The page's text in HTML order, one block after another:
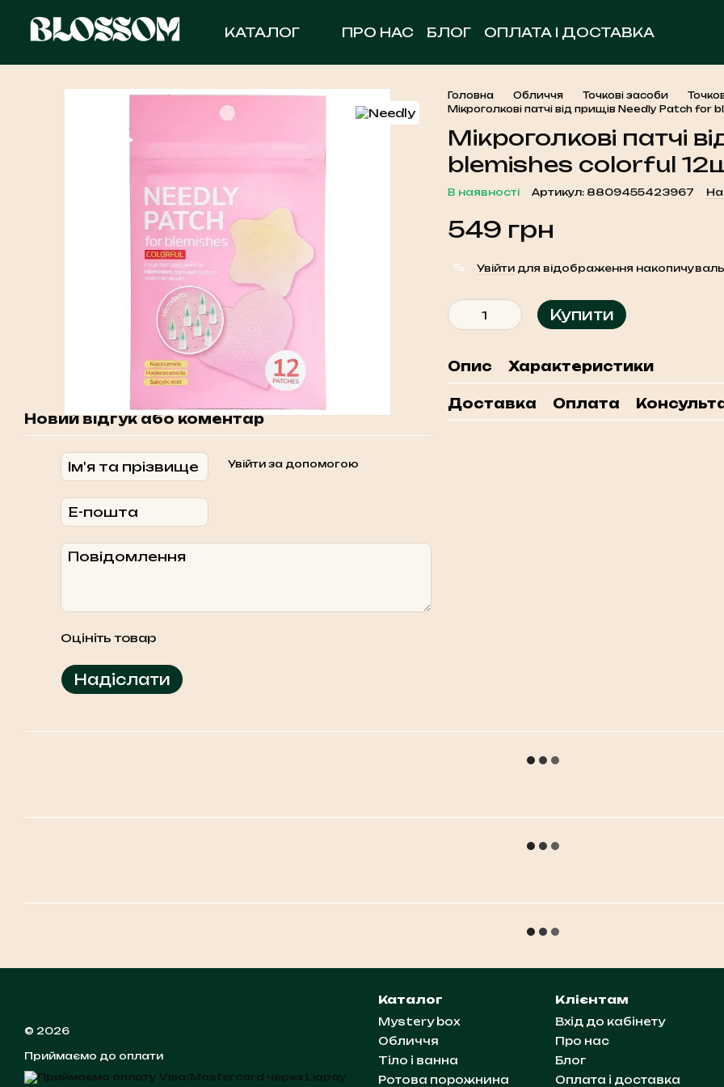
КАТАЛОГ ПРО НАС БЛОГ
ОПЛАТА І ДОСТАВКА
Новий відгук або коментар
Увійти за допомогою
Оцініть товар
Надіслати
Головна Обличчя Точкові засоби
Мікроголкові патчі від прищів Needly Patch for
Мікроголкові патчі
blemishes colorful
В наявності Артикул: 8809455423967
549 грн
% Увійтидля відображення
Купити
Опис Характеристики
Доставка Оплата
© 2026
Приймаємо до оплати
Каталог
Mystery box
Обличчя
Тіло і ванна
Ротова порожнина
Клієнтам
Вхід до кабінету
Про нас
Блог
Оплата і доставка